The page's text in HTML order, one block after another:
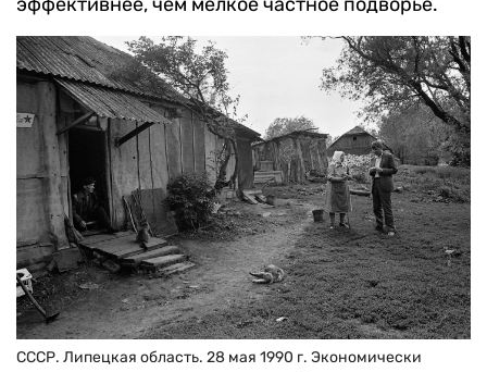
СССР. Липецкая область. 28 мая 1990 г. Экономически